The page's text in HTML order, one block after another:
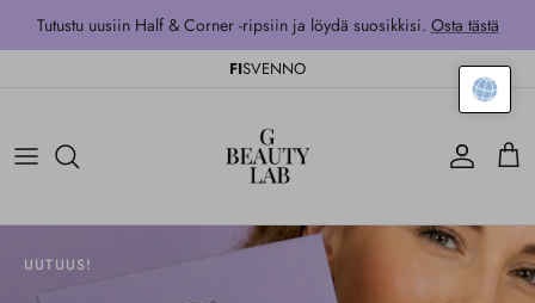
Siirry sisältöön
Tutustu uusiin Half & Corner -ripsiin ja löydä suosikkisi. Osta tästä
FISVENNO
UUTUUS!